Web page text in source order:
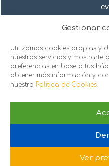
Gestionar
Utilizamos cookies propias y
nuestros servicios y
preferencias en base a tus
obtener más información y
nuestra Política de Cookies.
Ver
C/ Santa Engracia 151,
Política de